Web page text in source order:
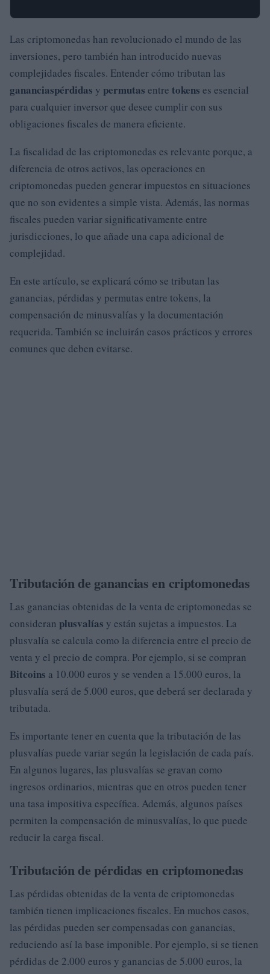
Las criptomonedas han revolucionado el mundo de las
inversiones, pero también han introducido nuevas
complejidades fiscales. Entender cómo tributan las
gananciaspérdidas y permutas entre tokens es esencial
para cualquier inversor que desee cumplir con sus
obligaciones fiscales de manera eficiente.
La fiscalidad de las criptomonedas es relevante porque, a
diferencia de otros activos, las operaciones en
criptomonedas pueden generar impuestos en situaciones
que no son evidentes a simple vista. Además, las normas
fiscales pueden variar significativamente entre
jurisdicciones, lo que añade una capa adicional de
complejidad.
En este artículo, se explicará cómo se tributan las
ganancias, pérdidas y permutas entre tokens, la
compensación de minusvalías y la documentación
requerida. También se incluirán casos prácticos y errores
comunes que deben evitarse.
Tributación de ganancias en criptomonedas
Las ganancias obtenidas de la venta de criptomonedas se
consideran plusvalías y están sujetas a impuestos. La
plusvalía se calcula como la diferencia entre el precio de
venta y el precio de compra. Por ejemplo, si se compran
Bitcoins a 10.000 euros y se venden a 15.000 euros, la
plusvalía será de 5.000 euros, que deberá ser declarada y
tributada.
Es importante tener en cuenta que la tributación de las
plusvalías puede variar según la legislación de cada país.
En algunos lugares, las plusvalías se gravan como
ingresos ordinarios, mientras que en otros pueden tener
una tasa impositiva específica. Además, algunos países
permiten la compensación de minusvalías, lo que puede
reducir la carga fiscal.
Tributación de pérdidas en criptomonedas
Las pérdidas obtenidas de la venta de criptomonedas
también tienen implicaciones fiscales. En muchos casos,
las pérdidas pueden ser compensadas con ganancias,
reduciendo así la base imponible. Por ejemplo, si se tienen
pérdidas de 2.000 euros y ganancias de 5.000 euros, la